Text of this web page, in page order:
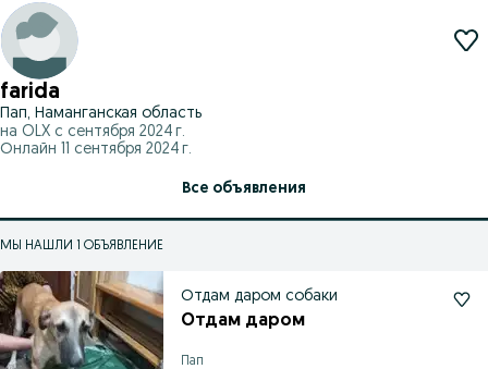
farida
Пап, Наманганская область
на OLX с сентября 2024 г.
Онлайн 11 сентября 2024 г.
Все объявления
МЫ НАШЛИ 1 ОБЪЯВЛЕНИЕ
Отдам даром собаки
Отдам даром
Пап